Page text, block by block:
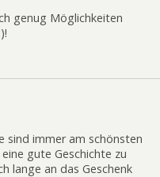
genug Möglichkeiten
sind immer am schönsten
gute Geschichte zu
lange an das Geschenk